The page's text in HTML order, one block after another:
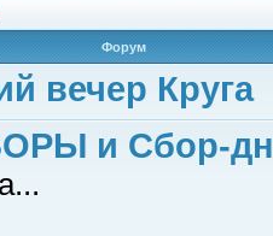
Форум
вечер Круга
и Сбор-